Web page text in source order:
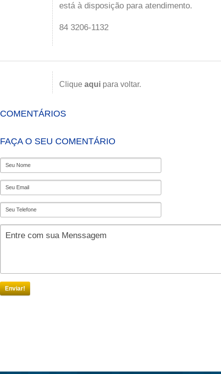
está à disposição para atendimento.
84 3206-1132
Clique aqui para voltar.
COMENTÁRIOS
FAÇA O SEU COMENTÁRIO
Enviar!